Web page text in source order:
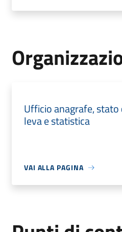
Ufficio anagrafe,
leva e statistica
VAI ALLA PAGINA